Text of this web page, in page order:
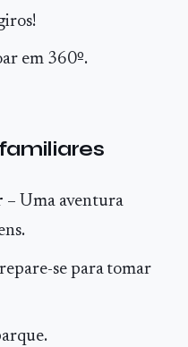
em 360º.
– Uma aventura
se para tomar